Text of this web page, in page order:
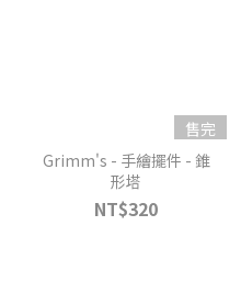
售完
Grimm's - 手繪擺件 - 錐
形塔
NT$320